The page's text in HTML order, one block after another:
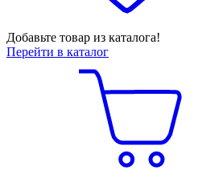
Добавьте товар из каталога!
Перейти в каталог